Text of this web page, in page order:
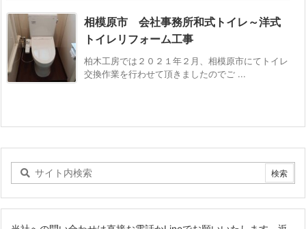
相模原市 会社事務所和式トイレ～洋式
トイレリフォーム工事
柏木工房では２０２１年２月、相模原市にてトイレ
交換作業を行わせて頂きましたのでご ...